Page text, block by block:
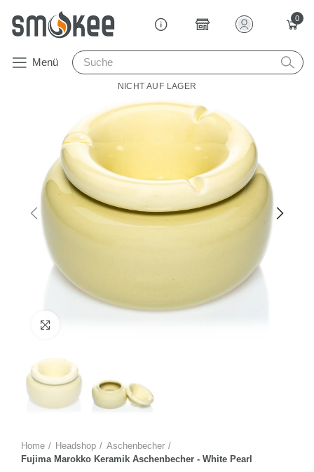
0
Menü
NICHT AUF LAGER
Home Headshop
Aschenbecher
Fujima Marokko Keramik Aschenbecher - White Pearl